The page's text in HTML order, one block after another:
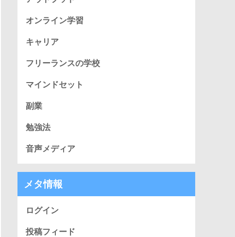
オンライン学習
キャリア
フリーランスの学校
マインドセット
副業
勉強法
音声メディア
メタ情報
ログイン
投稿フィード